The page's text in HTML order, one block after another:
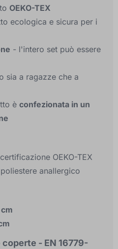
OEKO-TEX
ecologica e sicura per i
- l'intero set può essere
sia a ragazze che a
è confezionata in un
OEKO-TEX
anallergico
- EN 16779-